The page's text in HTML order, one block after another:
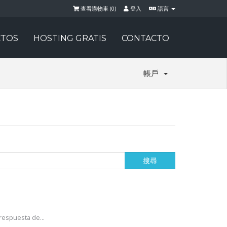
語言
登入
查看購物車 (0)
HOSTING GRATIS CONTACTO
帳戶
de...